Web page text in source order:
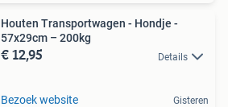
Houten Transportwagen - Hondje -
57x29cm – 200kg
€ 12,95 Details
Bezoek website Gisteren